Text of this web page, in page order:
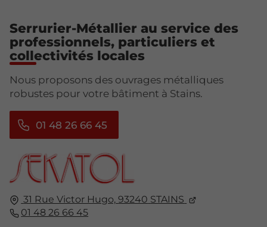
31 Rue Victor Hugo, 93240 STAINS
01 48 26 66 45
Serrurier-Métallier au service des
professionnels, particuliers et
collectivités locales
Nous proposons des ouvrages métalliques
robustes pour votre bâtiment à Stains.
01 48 26 66 45